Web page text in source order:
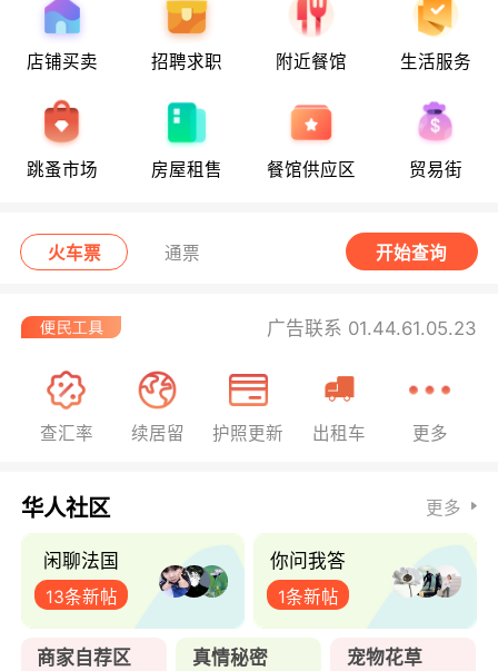
店铺买卖 招聘求职 附近餐馆 生活服务
跳蚤市场 房屋租售 餐馆供应区 贸易街
火车票 通票 开始查询
广告联系 01.44.61.05.23
查汇率 续居留 护照更新 出租车 更多
华人社区 更多
闲聊法国
13条新帖
你问我答
1条新帖
商家自荐区 真情秘密 宠物花草